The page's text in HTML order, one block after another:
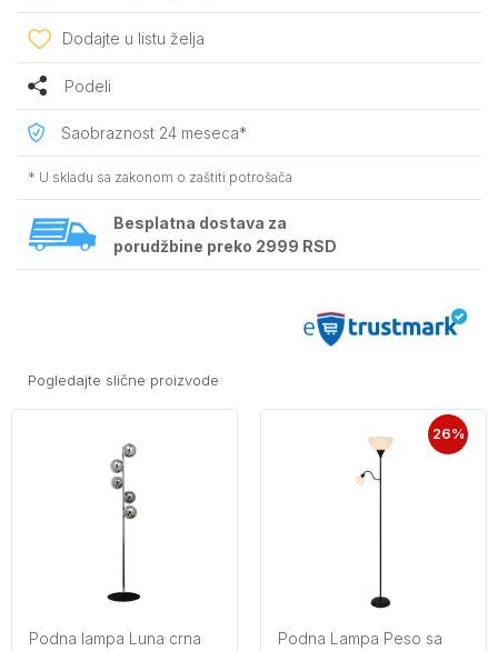
Dodajte u listu želja
Podeli
Saobraznost 24 meseca*
* U skladu sa zakonom o zaštiti potrošača
Besplatna dostava za
porudžbine preko 2999 RSD
Pogledajte slične proizvode
Podna lampa Luna crna
26%
Podna Lampa Peso sa